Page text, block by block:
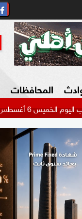
شكاوي المواطن
المحافظات